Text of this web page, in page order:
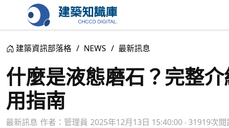
建築資訊部落格 NEWS 最新訊息
什麼是液態磨石？完整
用指南
最新訊息 作者： 管理員 2025年12月13日 15:40:00 ‧ 31919次閱